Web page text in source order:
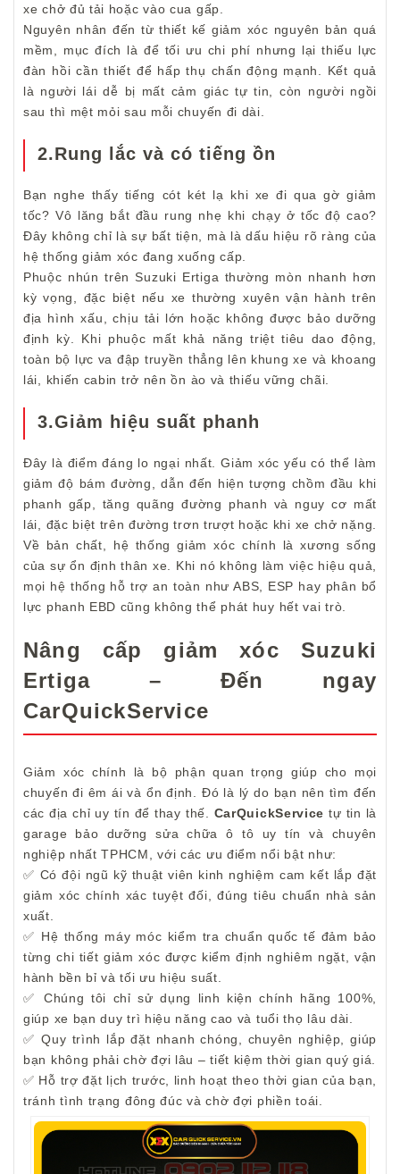
xe chở đủ tải hoặc vào cua gấp.
Nguyên nhân đến từ thiết kế giảm xóc nguyên bản quá
mềm, mục đích là để tối ưu chi phí nhưng lại thiếu lực
đàn hồi cần thiết để hấp thụ chấn động mạnh. Kết quả
là người lái dễ bị mất cảm giác tự tin, còn người ngồi
sau thì mệt mỏi sau mỗi chuyến đi dài.
2.Rung lắc và có tiếng ồn
Bạn nghe thấy tiếng cót két lạ khi xe đi qua gờ giảm
tốc? Vô lăng bắt đầu rung nhẹ khi chạy ở tốc độ cao?
Đây không chỉ là sự bất tiện, mà là dấu hiệu rõ ràng của
hệ thống giảm xóc đang xuống cấp.
Phuộc nhún trên Suzuki Ertiga thường mòn nhanh hơn
kỳ vọng, đặc biệt nếu xe thường xuyên vận hành trên
địa hình xấu, chịu tải lớn hoặc không được bảo dưỡng
định kỳ. Khi phuộc mất khả năng triệt tiêu dao động,
toàn bộ lực va đập truyền thẳng lên khung xe và khoang
lái, khiến cabin trở nên ồn ào và thiếu vững chãi.
3.Giảm hiệu suất phanh
Đây là điểm đáng lo ngại nhất. Giảm xóc yếu có thể làm
giảm độ bám đường, dẫn đến hiện tượng chồm đầu khi
phanh gấp, tăng quãng đường phanh và nguy cơ mất
lái, đặc biệt trên đường trơn trượt hoặc khi xe chở nặng.
Về bản chất, hệ thống giảm xóc chính là xương sống
của sự ổn định thân xe. Khi nó không làm việc hiệu quả,
mọi hệ thống hỗ trợ an toàn như ABS, ESP hay phân bổ
lực phanh EBD cũng không thể phát huy hết vai trò.
Nâng cấp giảm xóc Suzuki
Ertiga – Đến ngay
CarQuickService
Giảm xóc chính là bộ phận quan trọng giúp cho mọi
chuyến đi êm ái và ổn định. Đó là lý do bạn nên tìm đến
các địa chỉ uy tín để thay thế. CarQuickService tự tin là
garage bảo dưỡng sửa chữa ô tô uy tín và chuyên
nghiệp nhất TPHCM, với các ưu điểm nổi bật như:
✅ Có đội ngũ kỹ thuật viên kinh nghiệm cam kết lắp đặt
giảm xóc chính xác tuyệt đối, đúng tiêu chuẩn nhà sản
xuất.
✅ Hệ thống máy móc kiểm tra chuẩn quốc tế đảm bảo
từng chi tiết giảm xóc được kiểm định nghiêm ngặt, vận
hành bền bỉ và tối ưu hiệu suất.
✅ Chúng tôi chỉ sử dụng linh kiện chính hãng 100%,
giúp xe bạn duy trì hiệu năng cao và tuổi thọ lâu dài.
✅ Quy trình lắp đặt nhanh chóng, chuyên nghiệp, giúp
bạn không phải chờ đợi lâu – tiết kiệm thời gian quý giá.
✅ Hỗ trợ đặt lịch trước, linh hoạt theo thời gian của bạn,
tránh tình trạng đông đúc và chờ đợi phiền toái.